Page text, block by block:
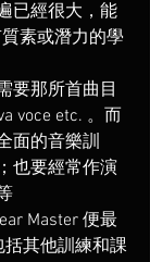
已經很大，能
素或潛力的學
要那所首曲目
voce etc. 。而
面的音樂訓
也要經常作演
Master 便最
其他訓練和課